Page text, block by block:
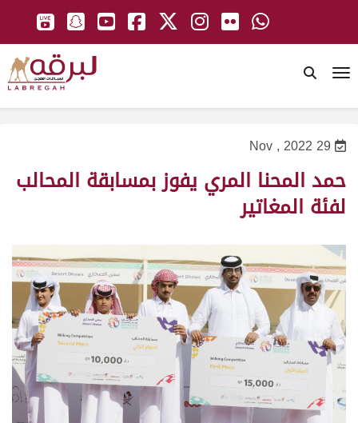
29 Nov , 2022
حمد المحنا المري يفوز بمسابقة المحالب
لفئة المغاتير